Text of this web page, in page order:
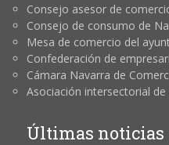
Consejo asesor de
Consejo de consumo de
Mesa de comercio del
Confederación de
Cámara Navarra de
Asociación intersectorial
Últimas noticias